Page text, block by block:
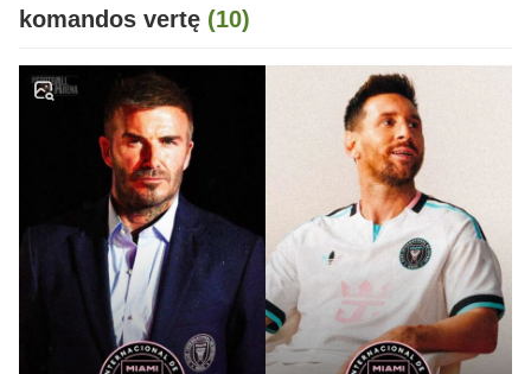
komandos vertę (10)